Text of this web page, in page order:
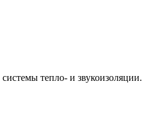
тепло- и звукоизоляции.